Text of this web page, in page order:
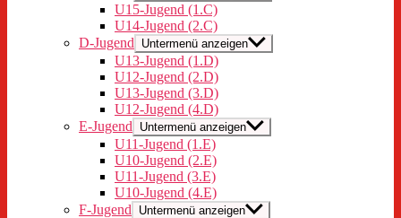
U15-Jugend (1.C)
U14-Jugend (2.C)
D-Jugend
Untermenü anzeigen
U13-Jugend (1.D)
U12-Jugend (2.D)
U13-Jugend (3.D)
U12-Jugend (4.D)
E-Jugend
Untermenü anzeigen
U11-Jugend (1.E)
U10-Jugend (2.E)
U11-Jugend (3.E)
U10-Jugend (4.E)
F-Jugend
Untermenü anzeigen